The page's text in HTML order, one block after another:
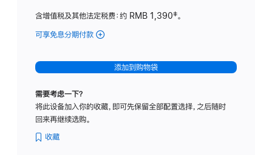
含增值税及其他法定税费：约 RMB 1,390脚
‡。
可享免息分期付款 (Studio
-
标
璃
添加到购物袋
需要考虑一下？
将此设备加入你的收藏，即可先保留全部配置选择，之后随时
回来再继续选购。
收藏